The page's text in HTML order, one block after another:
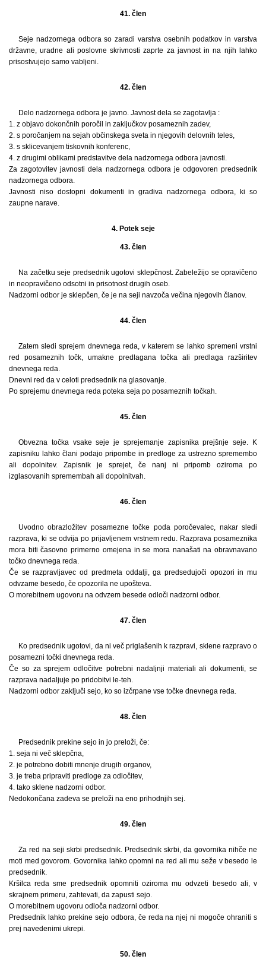
41. člen
Seje nadzornega odbora so zaradi varstva osebnih podatkov in varstva
državne, uradne ali poslovne skrivnosti zaprte za javnost in na njih lahko
prisostvujejo samo vabljeni.
42. člen
Delo nadzornega odbora je javno. Javnost dela se zagotavlja :
1. z objavo dokončnih poročil in zaključkov posameznih zadev,
2. s poročanjem na sejah občinskega sveta in njegovih delovnih teles,
3. s sklicevanjem tiskovnih konferenc,
4. z drugimi oblikami predstavitve dela nadzornega odbora javnosti.
Za zagotovitev javnosti dela nadzornega odbora je odgovoren predsednik
nadzornega odbora.
Javnosti niso dostopni dokumenti in gradiva nadzornega odbora, ki so
zaupne narave.
4. Potek seje
43. člen
Na začetku seje predsednik ugotovi sklepčnost. Zabeležijo se opravičeno
in neopravičeno odsotni in prisotnost drugih oseb.
Nadzorni odbor je sklepčen, če je na seji navzoča večina njegovih članov.
44. člen
Zatem sledi sprejem dnevnega reda, v katerem se lahko spremeni vrstni
red posameznih točk, umakne predlagana točka ali predlaga razširitev
dnevnega reda.
Dnevni red da v celoti predsednik na glasovanje.
Po sprejemu dnevnega reda poteka seja po posameznih točkah.
45. člen
Obvezna točka vsake seje je sprejemanje zapisnika prejšnje seje. K
zapisniku lahko člani podajo pripombe in predloge za ustrezno spremembo
ali dopolnitev. Zapisnik je sprejet, če nanj ni pripomb oziroma po
izglasovanih spremembah ali dopolnitvah.
46. člen
Uvodno obrazložitev posamezne točke poda poročevalec, nakar sledi
razprava, ki se odvija po prijavljenem vrstnem redu. Razprava posameznika
mora biti časovno primerno omejena in se mora nanašati na obravnavano
točko dnevnega reda.
Če se razpravljavec od predmeta oddalji, ga predsedujoči opozori in mu
odvzame besedo, če opozorila ne upošteva.
O morebitnem ugovoru na odvzem besede odloči nadzorni odbor.
47. člen
Ko predsednik ugotovi, da ni več priglašenih k razpravi, sklene razpravo o
posamezni točki dnevnega reda.
Če so za sprejem odločitve potrebni nadaljnji materiali ali dokumenti, se
razprava nadaljuje po pridobitvi le-teh.
Nadzorni odbor zaključi sejo, ko so izčrpane vse točke dnevnega reda.
48. člen
Predsednik prekine sejo in jo preloži, če:
1. seja ni več sklepčna,
2. je potrebno dobiti mnenje drugih organov,
3. je treba pripraviti predloge za odločitev,
4. tako sklene nadzorni odbor.
Nedokončana zadeva se preloži na eno prihodnjih sej.
49. člen
Za red na seji skrbi predsednik. Predsednik skrbi, da govornika nihče ne
moti med govorom. Govornika lahko opomni na red ali mu seže v besedo le
predsednik.
Kršilca reda sme predsednik opomniti oziroma mu odvzeti besedo ali, v
skrajnem primeru, zahtevati, da zapusti sejo.
O morebitnem ugovoru odloča nadzorni odbor.
Predsednik lahko prekine sejo odbora, če reda na njej ni mogoče ohraniti s
prej navedenimi ukrepi.
50. člen